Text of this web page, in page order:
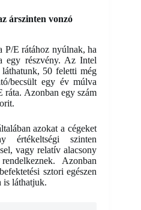
árszinten vonzó
P/E rátához nyúlnak, ha
egy részvény. Az Intel
láthatunk, 50 feletti még
becsült egy év múlva
ráta. Azonban egy szám
azokat a cégeket
értékeltségi szinten
vagy relatív alacsony
Azonban
sztori egészen
is láthatjuk.